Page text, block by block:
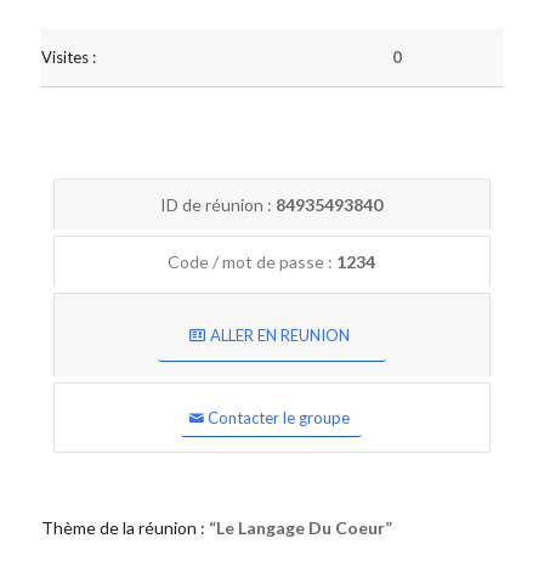
Visites : 0
ID de réunion : 84935493840
Code / mot de passe : 1234
ALLER EN REUNION
Contacter le groupe
Thème de la réunion : “Le Langage Du Coeur”